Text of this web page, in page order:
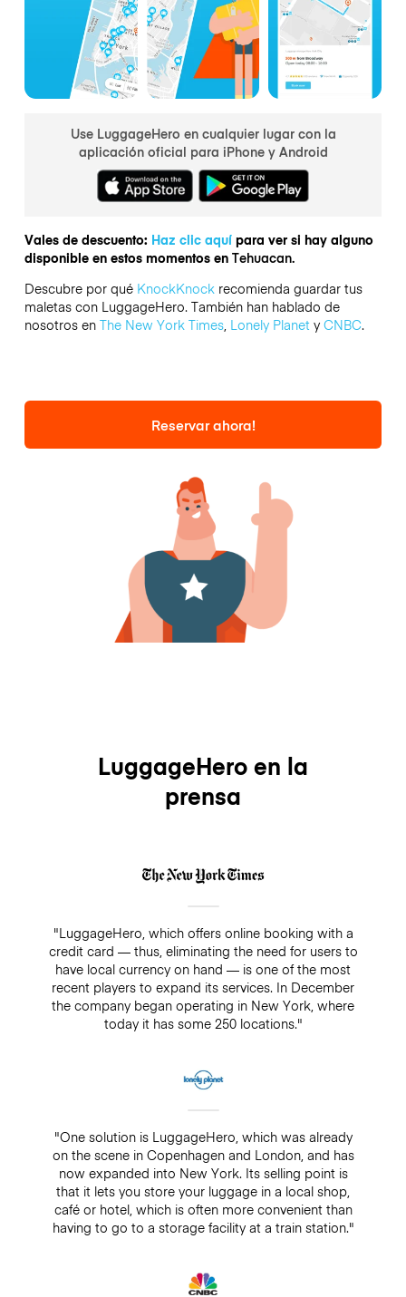
Use LuggageHero en cualquier lugar con la
aplicación oficial para iPhone y Android
Vales de descuento: Haz clic aquípara ver si hay alguno
disponible en estos momentos en Tehuacan.
Descubre por qué KnockKnockrecomienda guardar tus
maletas con LuggageHero. También han hablado de
nosotros en The New York Times, Lonely Planety CNBC.
Reservar ahora!
LuggageHero en la
prensa
"LuggageHero, which offers online booking with a
credit card — thus, eliminating the need for users to
have local currency on hand — is one of the most
recent players to expand its services. In December
the company began operating in New York, where
today it has some 250 locations."
"One solution is LuggageHero, which was already
on the scene in Copenhagen and London, and has
now expanded into New York. Its selling point is
that it lets you store your luggage in a local shop,
café or hotel, which is often more convenient than
having to go to a storage facility at a train station."